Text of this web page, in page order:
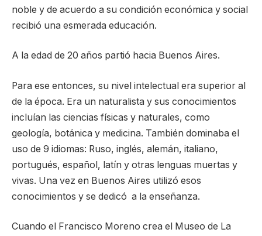
noble y de acuerdo a su condición económica y social
recibió una esmerada educación.
A la edad de 20 años partió hacia Buenos Aires.
Para ese entonces, su nivel intelectual era superior al
de la época. Era un naturalista y sus conocimientos
incluían las ciencias físicas y naturales, como
geología, botánica y medicina. También dominaba el
uso de 9 idiomas: Ruso, inglés, alemán, italiano,
portugués, español, latín y otras lenguas muertas y
vivas. Una vez en Buenos Aires utilizó esos
conocimientos y se dedicó a la enseñanza.
Cuando el Francisco Moreno crea el Museo de La